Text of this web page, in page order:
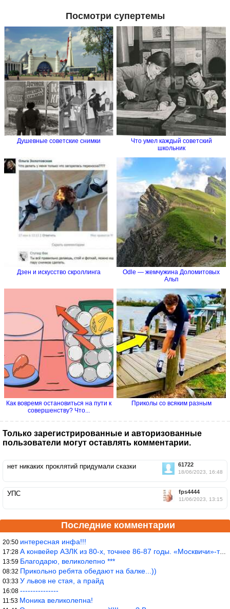
Посмотри супертемы
Душевные советские снимки
Что умел каждый советский
школьник
Дзен и искусство скроллинга
Odle — жемчужина Доломитовых
Альп
Как вовремя остановиться на пути к
совершенству? Что...
Приколы со всяким разным
Только зарегистрированные и авторизованные
пользователи могут оставлять комментарии.
61722
18/06/2023, 16:48
нет никаких проклятий придумали сказки
fps4444
11/06/2023, 13:15
УПС
Последние комментарии
20:50 интересная инфа!!!
17:28 А конвейер АЗЛК из 80-х, точнее 86-87 годы. «Москвичи»-то из пер
13:59 Благодарю, великолепно ***
08:32 Прикольно ребята обедают на балке...))
03:33 У львов не стая, а прайд
16:08 ---------------
11:53 Моника великолепна!